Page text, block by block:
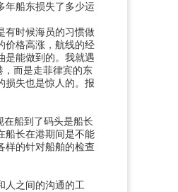
年船东损失了多少运
有时候海员的习惯做
价格高涨，航线的经
是能做到的。我就遇
，而是走菲律宾的东
失也是惊人的。 报
在船到了码头是船长
船长在港期间是不能
样的针对船舶的检查
人之间的沟通的工